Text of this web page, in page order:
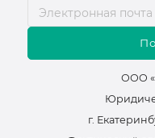
ООО
г.